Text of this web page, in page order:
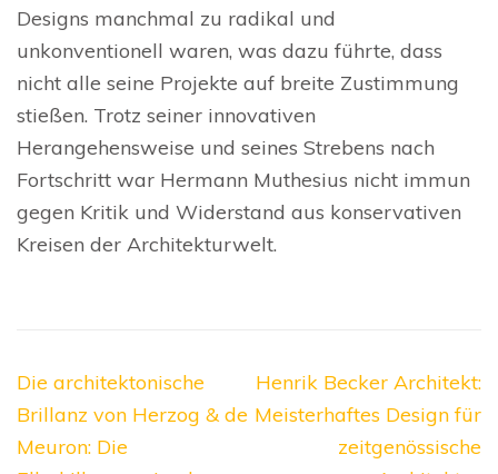
Designs manchmal zu radikal und
unkonventionell waren, was dazu führte, dass
nicht alle seine Projekte auf breite Zustimmung
stießen. Trotz seiner innovativen
Herangehensweise und seines Strebens nach
Fortschritt war Hermann Muthesius nicht immun
gegen Kritik und Widerstand aus konservativen
Kreisen der Architekturwelt.
Beitragsnavigation
Die architektonische
Brillanz von Herzog & de
Meuron: Die
Henrik Becker Architekt:
Meisterhaftes Design für
zeitgenössische